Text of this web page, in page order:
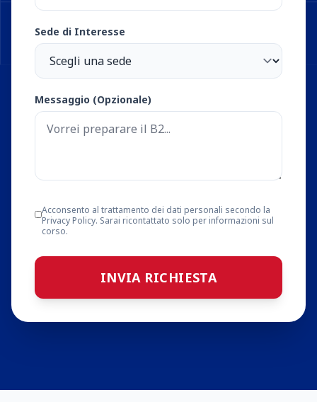
Sede di Interesse
Messaggio (Opzionale)
Acconsento al trattamento dei dati personali secondo la
Privacy Policy. Sarai ricontattato solo per informazioni sul
corso.
INVIA RICHIESTA